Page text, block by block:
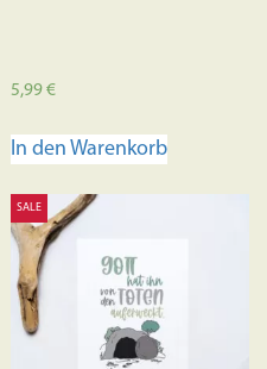
5,99€
In den Warenkorb
SALE